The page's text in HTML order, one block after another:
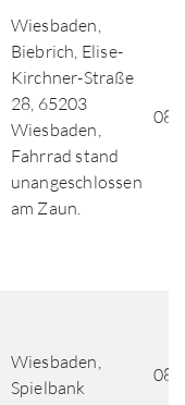
Wiesbaden,
Biebrich, Elise-
Kirchner-Straße
28, 65203
Wiesbaden,
Fahrrad stand
unangeschlossen
am Zaun.
Wiesbaden,
Spielbank